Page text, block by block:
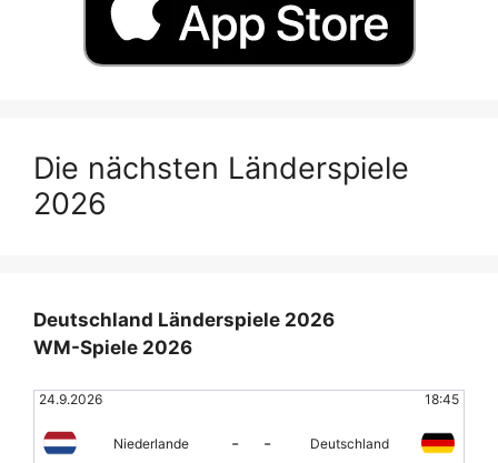
Die nächsten Länderspiele
2026
Deutschland Länderspiele 2026
WM-Spiele 2026
24.9.2026 18:45
Niederlande - - Deutschland